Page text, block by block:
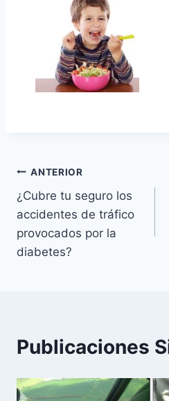
Navegación
de
entradas
ANTERIOR
¿Cubre tu seguro los
accidentes de tráfico
provocados por la
diabetes?
Publicaciones